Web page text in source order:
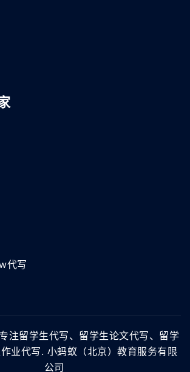
代写
注留学生代写、留学生论文代写、留学
业代写. 小蚂蚁（北京）教育服务有限
公司